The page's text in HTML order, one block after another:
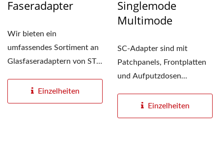
Faseradapter
Wir bieten ein
umfassendes Sortiment an
Glasfaseradaptern von ST,
MPO,...
Einzelheiten
Singlemode
Multimode
SC-Adapter sind mit
Patchpanels, Frontplatten
und Aufputzdosen
Einzelheiten